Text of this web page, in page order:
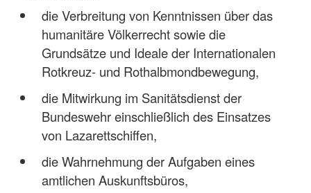
die Verbreitung von Kenntnissen über das
humanitäre Völkerrecht sowie die
Grundsätze und Ideale der Internationalen
Rotkreuz- und Rothalbmondbewegung,
die Mitwirkung im Sanitätsdienst der
Bundeswehr einschließlich des Einsatzes
von Lazarettschiffen,
die Wahrnehmung der Aufgaben eines
amtlichen Auskunftsbüros,